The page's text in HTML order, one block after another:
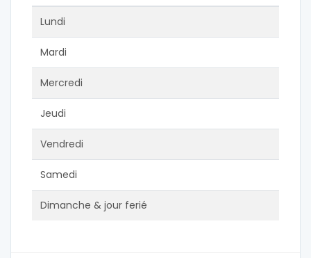
Lundi
Mardi
Mercredi
Jeudi
Vendredi
Samedi
Dimanche & jour ferié